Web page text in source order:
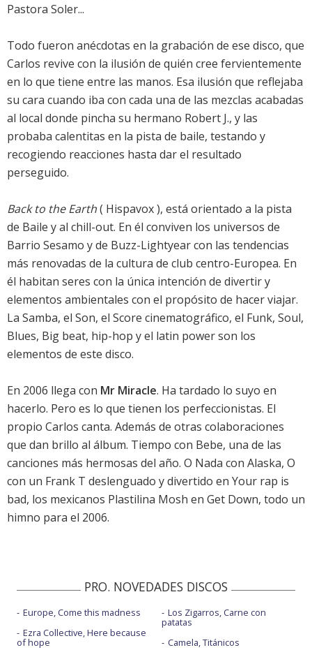
Pastora Soler...
Todo fueron anécdotas en la grabación de ese disco, que
Carlos revive con la ilusión de quién cree fervientemente
en lo que tiene entre las manos. Esa ilusión que reflejaba
su cara cuando iba con cada una de las mezclas acabadas
al local donde pincha su hermano Robert J., y las
probaba calentitas en la pista de baile, testando y
recogiendo reacciones hasta dar el resultado
perseguido.
Back to the Earth( Hispavox ), está orientado a la pista
de Baile y al chill-out. En él conviven los universos de
Barrio Sesamo y de Buzz-Lightyear con las tendencias
más renovadas de la cultura de club centro-Europea. En
él habitan seres con la única intención de divertir y
elementos ambientales con el propósito de hacer viajar.
La Samba, el Son, el Score cinematográfico, el Funk, Soul,
Blues, Big beat, hip-hop y el latin power son los
elementos de este disco.
En 2006 llega con Mr Miracle. Ha tardado lo suyo en
hacerlo. Pero es lo que tienen los perfeccionistas. El
propio Carlos canta. Además de otras colaboraciones
que dan brillo al álbum. Tiempo con Bebe, una de las
canciones más hermosas del año. O Nada con Alaska, O
con un Frank T deslenguado y divertido en Your rap is
bad, los mexicanos Plastilina Mosh en Get Down, todo un
himno para el 2006.
PRO. NOVEDADES DISCOS
Europe, Come this madness
Ezra Collective, Here because
of hope
Los Zigarros, Carne con
patatas
Camela, Titánicos